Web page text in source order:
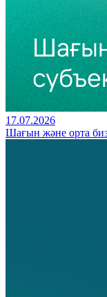
17.07.2026
Шағын және орта